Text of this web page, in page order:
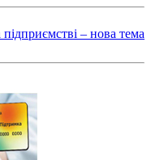
– нова тема